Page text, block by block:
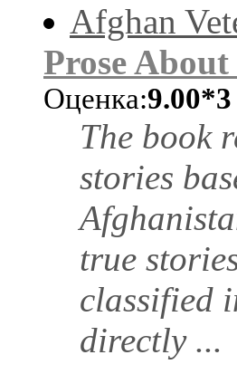
Afghan
Prose
Оценка:9.00*3
The book
stories
true
classified
directly ...